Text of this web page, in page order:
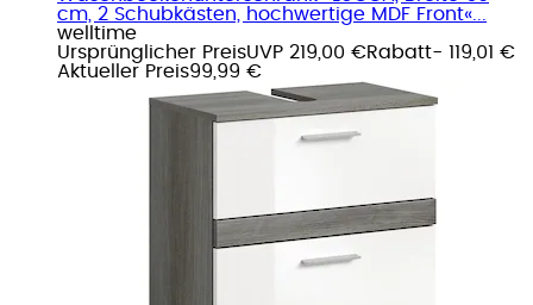
cm, 2 Schubkästen, hochwertige MDF Front«...
welltime
Ursprünglicher PreisUVP 219,00 €Rabatt- 119,01 €
Aktueller Preis99,99 €